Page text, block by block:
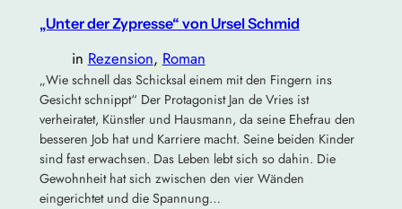
„Unter der Zypresse“ von Ursel Schmid
in Rezension, Roman
„Wie schnell das Schicksal einem mit den Fingern ins
Gesicht schnippt“ Der Protagonist Jan de Vries ist
verheiratet, Künstler und Hausmann, da seine Ehefrau den
besseren Job hat und Karriere macht. Seine beiden Kinder
sind fast erwachsen. Das Leben lebt sich so dahin. Die
Gewohnheit hat sich zwischen den vier Wänden
eingerichtet und die Spannung…